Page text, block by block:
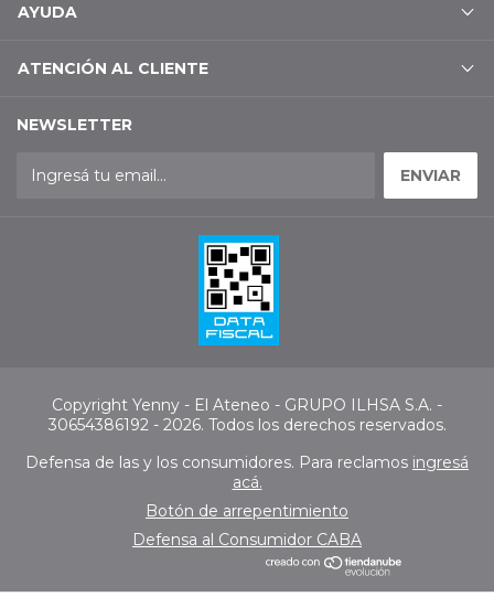
AYUDA
ATENCIÓN AL CLIENTE
NEWSLETTER
Copyright Yenny - El Ateneo - GRUPO ILHSA S.A. -
30654386192 - 2026. Todos los derechos reservados.
Defensa de las y los consumidores. Para reclamos ingresá
acá.
Botón de arrepentimiento
Defensa al Consumidor CABA